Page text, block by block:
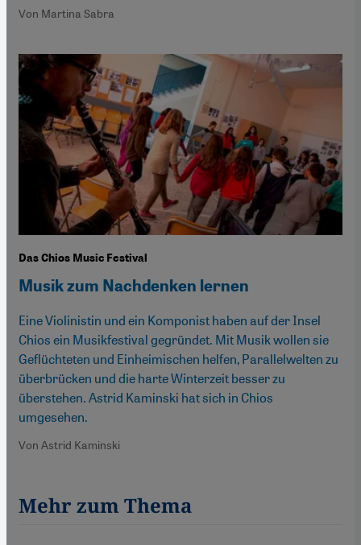
Von Martina Sabra
Das Chios Music Festival
Musik zum Nachdenken lernen
Eine Violinistin und ein Komponist haben auf der Insel
Chios ein Musikfestival gegründet. Mit Musik wollen sie
Geflüchteten und Einheimischen helfen, Parallelwelten zu
überbrücken und die harte Winterzeit besser zu
überstehen. Astrid Kaminski hat sich in Chios
umgesehen.
Von Astrid Kaminski
Mehr zum Thema